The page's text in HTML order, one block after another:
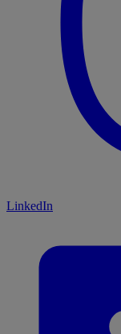
LinkedIn